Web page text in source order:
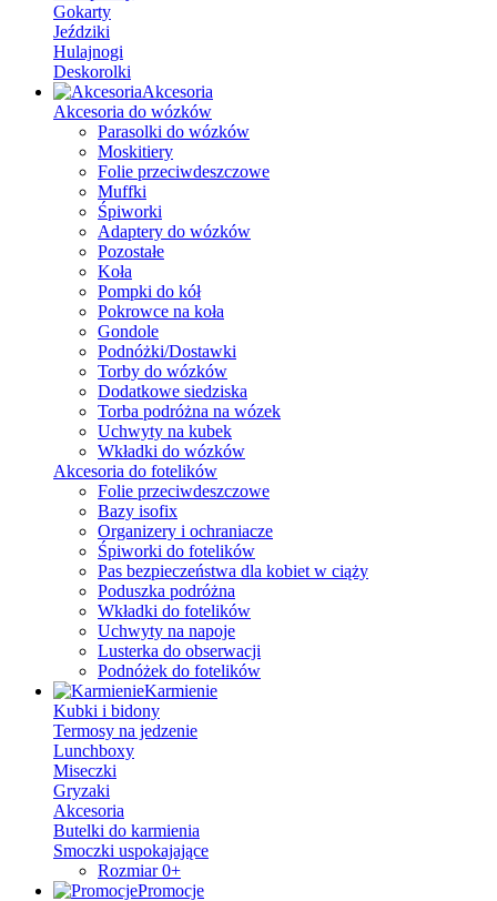
Gokarty
Jeździki
Hulajnogi
Deskorolki
Akcesoria
Akcesoria do wózków
Parasolki do wózków
Moskitiery
Folie przeciwdeszczowe
Muffki
Śpiworki
Adaptery do wózków
Pozostałe
Koła
Pompki do kół
Pokrowce na koła
Gondole
Podnóżki/Dostawki
Torby do wózków
Dodatkowe siedziska
Torba podróżna na wózek
Uchwyty na kubek
Wkładki do wózków
Akcesoria do fotelików
Folie przeciwdeszczowe
Bazy isofix
Organizery i ochraniacze
Śpiworki do fotelików
Pas bezpieczeństwa dla kobiet w ciąży
Poduszka podróżna
Wkładki do fotelików
Uchwyty na napoje
Lusterka do obserwacji
Podnóżek do fotelików
Karmienie
Kubki i bidony
Termosy na jedzenie
Lunchboxy
Miseczki
Gryzaki
Akcesoria
Butelki do karmienia
Smoczki uspokajające
Rozmiar 0+
Promocje